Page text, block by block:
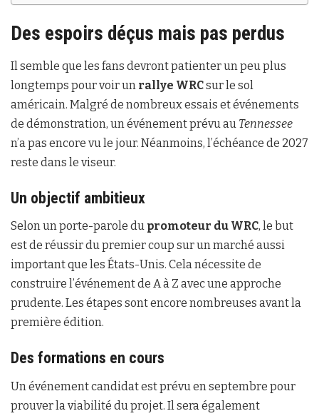
Des espoirs déçus mais pas perdus
Il semble que les fans devront patienter un peu plus
longtemps pour voir un rallye WRCsur le sol
américain. Malgré de nombreux essais et événements
de démonstration, un événement prévu au Tennessee
n’a pas encore vu le jour. Néanmoins, l’échéance de 2027
reste dans le viseur.
Un objectif ambitieux
Selon un porte-parole du promoteur du WRC, le but
est de réussir du premier coup sur un marché aussi
important que les États-Unis. Cela nécessite de
construire l’événement de A à Z avec une approche
prudente. Les étapes sont encore nombreuses avant la
première édition.
Des formations en cours
Un événement candidat est prévu en septembre pour
prouver la viabilité du projet. Il sera également